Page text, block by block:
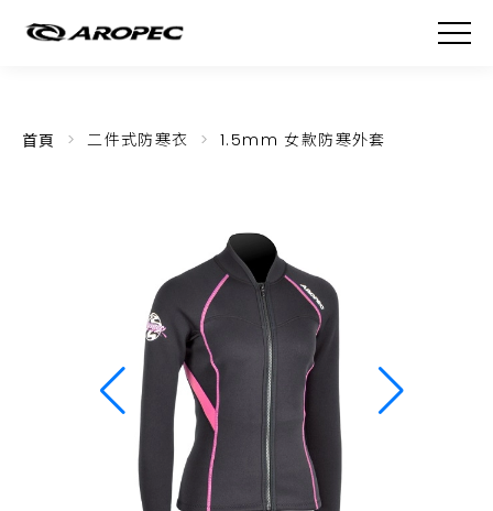
首頁 二件式防寒衣 1.5mm 女款防寒外套